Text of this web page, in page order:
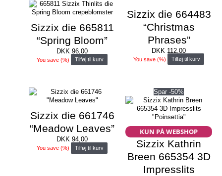
Sizzix die 665811
“Spring Bloom”
DKK 96,00
You save(%) Tilføj til kurv
Sizzix die 664483
“Christmas
Phrases”
DKK 112,00
You save (%) Tilføj til kurv
Sizzix die 661746
“Meadow Leaves”
DKK 94,00
You save(%) Tilføj til kurv
Spar -50%
KUN PÅ WEBSHOP
Sizzix Kathrin
Breen 665354 3D
Impresslits